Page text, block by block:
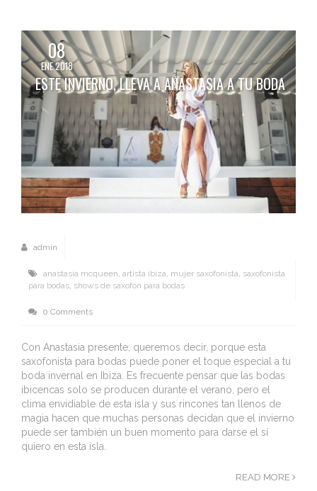
08
ENE 2018
ESTE INVIERNO, LLEVA A ANASTASIA A TU BODA
admin
anastasia mcqueen, artista ibiza, mujer saxofonista, saxofonista
para bodas, shows de saxofón para bodas
0 Comments
Con Anastasia presente, queremos decir, porque esta
saxofonista para bodas puede poner el toque especial a tu
boda invernal en Ibiza. Es frecuente pensar que las bodas
ibicencas solo se producen durante el verano, pero el
clima envidiable de esta isla y sus rincones tan llenos de
magia hacen que muchas personas decidan que el invierno
puede ser también un buen momento para darse el sí
quiero en esta isla.
READ MORE